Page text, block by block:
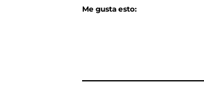
Me gusta esto: